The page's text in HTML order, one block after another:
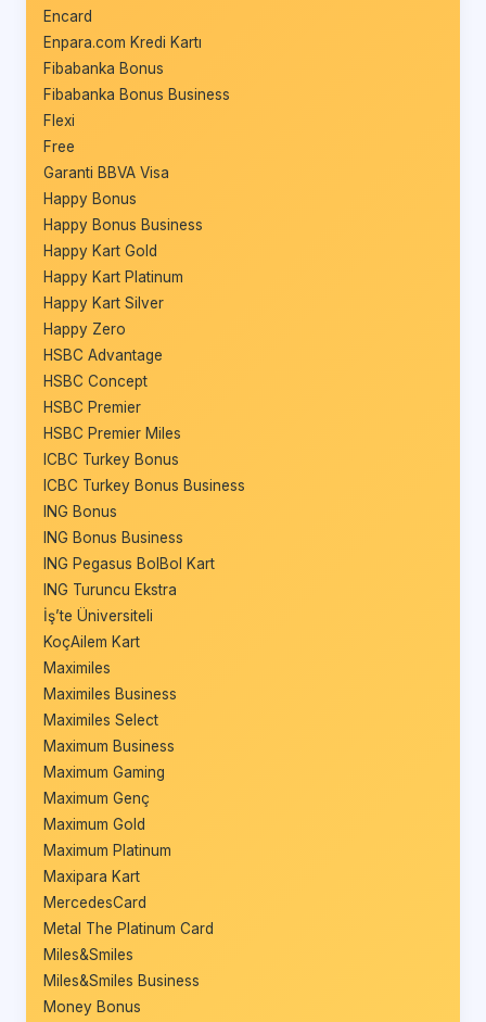
Encard
Enpara.com Kredi Kartı
Fibabanka Bonus
Fibabanka Bonus Business
Flexi
Free
Garanti BBVA Visa
Happy Bonus
Happy Bonus Business
Happy Kart Gold
Happy Kart Platinum
Happy Kart Silver
Happy Zero
HSBC Advantage
HSBC Concept
HSBC Premier
HSBC Premier Miles
ICBC Turkey Bonus
ICBC Turkey Bonus Business
ING Bonus
ING Bonus Business
ING Pegasus BolBol Kart
ING Turuncu Ekstra
İş’te Üniversiteli
KoçAilem Kart
Maximiles
Maximiles Business
Maximiles Select
Maximum Business
Maximum Gaming
Maximum Genç
Maximum Gold
Maximum Platinum
Maxipara Kart
MercedesCard
Metal The Platinum Card
Miles&Smiles
Miles&Smiles Business
Money Bonus